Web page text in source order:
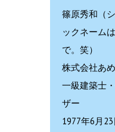
篠原秀和（
ックネーム
で。笑）
株式会社あ
一級建築士
ザー
1977年6月